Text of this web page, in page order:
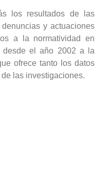
los resultados de las
y actuaciones
a la normatividad en
desde el año 2002 a la
ofrece tanto los datos
las investigaciones.